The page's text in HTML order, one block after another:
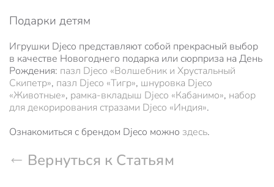
Подарки детям
Игрушки Djeco представляют собой прекрасный выбор
в качестве Новогоднего подарка или сюрприза на День
Рождения: пазл Djeco «Волшебник и Хрустальный
Скипетр», пазл Djeco «Тигр», шнуровка Djeco
«Животные», рамка-вкладыш Djeco «Кабанимо», набор
для декорирования стразами Djeco «Индия».
Ознакомиться с брендом Djeco можно здесь.
Вернуться к Статьям